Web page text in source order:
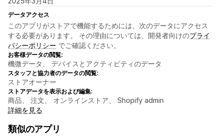
データアクセス
このアプリがストアで機能するためには、次のデータにアクセス
する必要があります。 その理由については、開発者向けのプライ
バシーポリシー でご確認ください。
お客様データの閲覧:
機微データ、 デバイスとアクティビティのデータ
スタッフと協力者のデータの閲覧:
ストアオーナー
ストアデータを表示および編集:
商品、 注文、 オンラインストア、 Shopify admin
詳細を見る
類似のアプリ